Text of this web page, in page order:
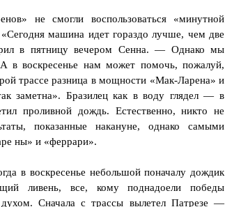
не смогли воспользоваться «минутной
машина идет гораздо лучше, чем две
в пятницу вечером Сенна. — Однако мы
в воскресенье нам может помочь, пожалуй,
трассе разница в мощности «Мак-Ларена» и
заметна». Бразилец как в воду глядел — в
проливной дождь. Естественно, никто не
показанные накануне, однако самыми
ны» и «феррари».
в воскресенье небольшой поначалу дождик
ливень, все, кому поднадоели победы
духом. Сначала с трассы вылетел Патрезе —